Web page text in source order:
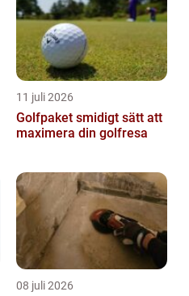
11 juli 2026
Golfpaket smidigt sätt att
maximera din golfresa
08 juli 2026